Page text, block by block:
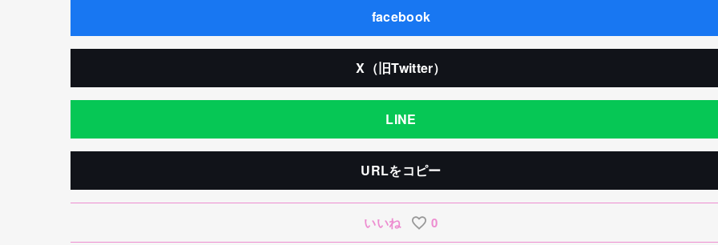
facebook
X（旧Twitter）
LINE
URLをコピー
いいね 0